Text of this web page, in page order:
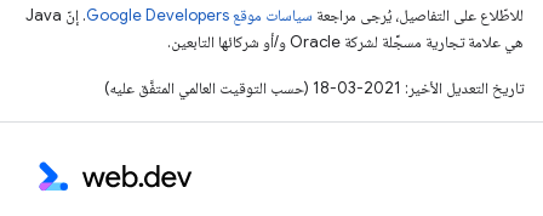
للاطّلاع على التفاصيل، يُرجى مراجعة سياسات موقع Google Developers‏
. إنّ Java
هي علامة تجارية مسجَّلة لشركة Oracle و/أو شركائها التابعين.
تاريخ التعديل الأخير: 2021-03-18 (حسب التوقيت العالمي المتفَّق عليه)